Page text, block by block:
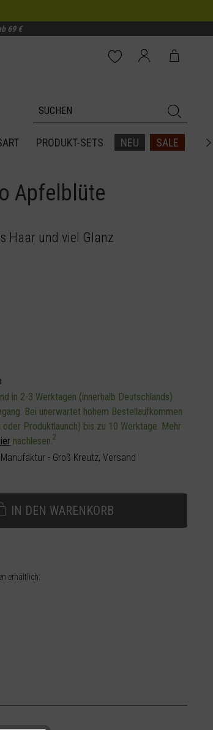
69 €
PRODUKT-SETS NEU SALE 
Apfelblüte
Haar und viel Glanz
in 2-3 Werktagen (innerhalb Deutschlands)
Bei unerwartet hohem Bestellaufkommen
oder Produktlaunch) bis zu 10 Werktage. Mehr
nachlesen.2
- Groß Kreutz, Versand
IN DEN WARENKORB
erhältlich: